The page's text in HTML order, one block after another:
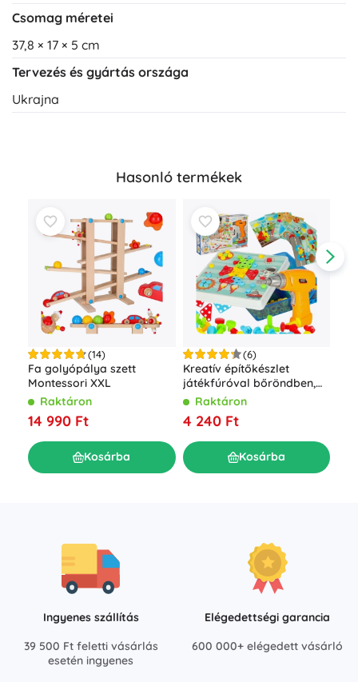
Csomag méretei
37,8 × 17 × 5 cm
Tervezés és gyártás országa
Ukrajna
Hasonló termékek
(14)
Fa golyópálya szett
Montessori XXL
Raktáron
14 990 Ft
Kosárba
(6)
Kreatív építőkészlet
játékfúróval bőröndben,
261 darab
Raktáron
4 240 Ft
Kosárba
Ingyenes szállítás
39 500 Ft feletti vásárlás
esetén ingyenes
Elégedettségi garancia
600 000+ elégedett vásárló